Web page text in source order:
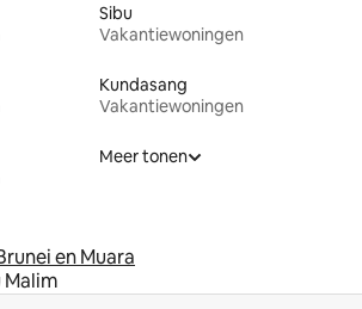
Sibu
Vakantiewoningen
Kundasang
Vakantiewoningen
Meer tonen
en Muara
Malim